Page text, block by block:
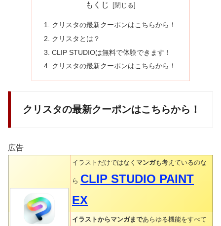
もくじ
クリスタの最新クーポンはこちらから！
クリスタとは？
CLIP STUDIOは無料で体験できます！
クリスタの最新クーポンはこちらから！
クリスタの最新クーポンはこちらから！
広告
イラストだけではなく マンガも考えているのな
ら CLIP STUDIO PAINT
EX
イラストからマンガまであらゆる機能をすべて